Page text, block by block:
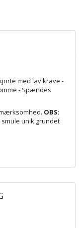
med lav krave -
- Spændes
OBS:
unik grundet